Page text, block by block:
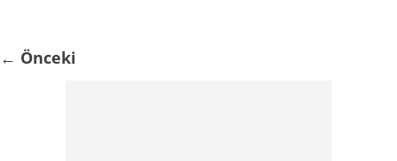
← Önceki